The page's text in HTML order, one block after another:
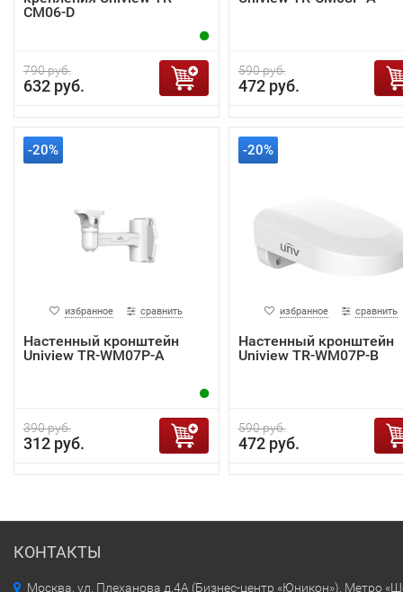
CM06-D
790 руб.
632 руб.
590 руб.
472 руб.
-20%
избранное сравнить
Настенный кронштейн
Uniview TR-WM07P-A
390 руб.
312 руб.
-20%
избранное сравнить
Настенный кронштейн
Uniview TR-WM07P-B
590 руб.
472 руб.
КОНТАКТЫ
Москва, ул. Плеханова д.4А (Бизнес-центр «Юникон»). Метро